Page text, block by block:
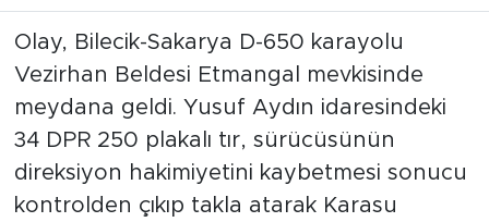
Olay, Bilecik-Sakarya D-650 karayolu
Vezirhan Beldesi Etmangal mevkisinde
meydana geldi. Yusuf Aydın idaresindeki
34 DPR 250 plakalı tır, sürücüsünün
direksiyon hakimiyetini kaybetmesi sonucu
kontrolden çıkıp takla atarak Karasu